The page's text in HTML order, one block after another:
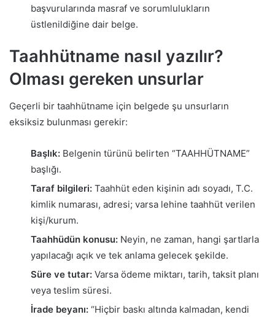
başvurularında masraf ve sorumlulukların
üstlenildiğine dair belge.
Taahhütname nasıl yazılır?
Olması gereken unsurlar
Geçerli bir taahhütname için belgede şu unsurların
eksiksiz bulunması gerekir:
Başlık: Belgenin türünü belirten “TAAHHÜTNAME”
başlığı.
Taraf bilgileri: Taahhüt eden kişinin adı soyadı, T.C.
kimlik numarası, adresi; varsa lehine taahhüt verilen
kişi/kurum.
Taahhüdün konusu: Neyin, ne zaman, hangi şartlarla
yapılacağı açık ve tek anlama gelecek şekilde.
Süre ve tutar: Varsa ödeme miktarı, tarih, taksit planı
veya teslim süresi.
İrade beyanı: “Hiçbir baskı altında kalmadan, kendi